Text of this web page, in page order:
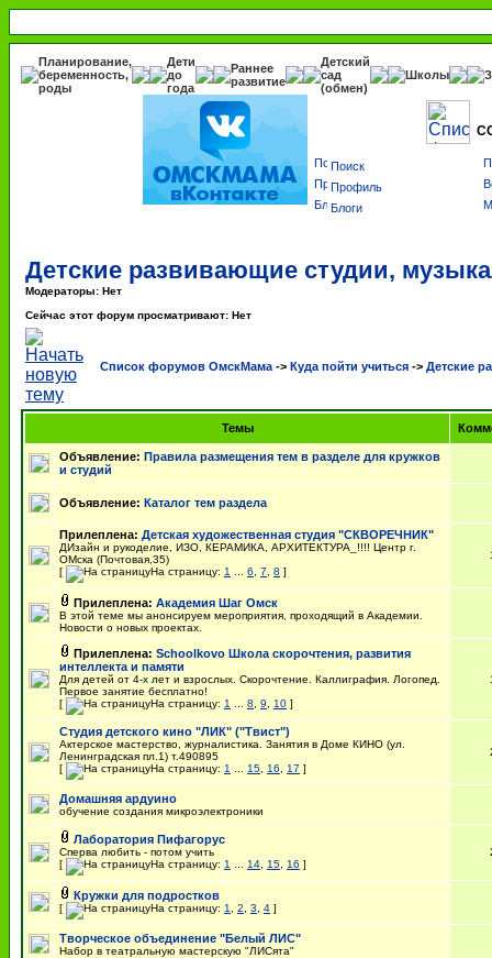
Планирование,
беременность,
роды
Дети
до
года
Раннее
развитие
Детский
сад
(обмен)
Школы
Поиск
Профиль
Блоги
Детские развивающие студии,
Модераторы: Нет
Сейчас этот форум просматривают: Нет
Список форумов ОмскМама -> Куда пойти учиться -> Детские
Темы
Объявление: Правила размещения тем в разделе для кружков
и студий
Объявление: Каталог тем раздела
Прилеплена: Детская художественная студия "СКВОРЕЧНИК"
ДИзайн и рукоделие, ИЗО, КЕРАМИКА, АРХИТЕКТУРА_!!!! Центр г.
ОМска (Почтовая,35)
[
На страницу: 1 6 7 8 ]
Прилеплена: Академия Шаг Омск
В этой теме мы анонсируем мероприятия, проходящий в Академии.
Новости о новых проектах.
Прилеплена: Schoolkovo Школа скорочтения, развития
интеллекта и памяти
Для детей от 4-х лет и взрослых. Скорочтение. Каллиграфия. Логопед.
Первое занятие бесплатно!
[
На страницу: 1 8 9 10 ]
Студия детского кино "ЛИК" ("Твист")
Актерское мастерство, журналистика. Занятия в Доме КИНО (ул.
Ленинградская пл.1) т.490895
[
На страницу: 1 15 16 17 ]
Домашняя ардуино
обучение создания микроэлектроники
Лаборатория Пифагорус
Сперва любить - потом учить
[
На страницу: 1 14 15 16 ]
Кружки для подростков
[ На страницу: 1 2 3 4 ]
Творческое объединение "Белый ЛИС"
Набор в театральную мастерскую "ЛИСята"